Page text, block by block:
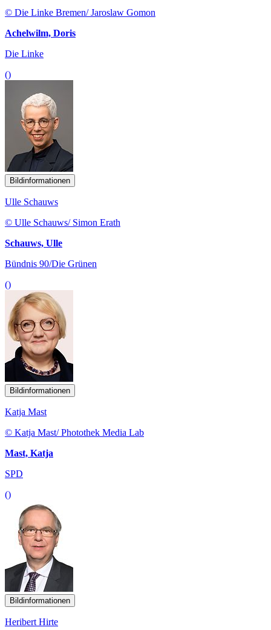
© Die Linke Bremen/ Jaroslaw Gomon
Achelwilm, Doris
Die Linke
()
Bildinformationen
Ulle Schauws
© Ulle Schauws/ Simon Erath
Schauws, Ulle
Bündnis 90/Die Grünen
()
Bildinformationen
Katja Mast
© Katja Mast/ Photothek Media Lab
Mast, Katja
SPD
()
Bildinformationen
Heribert Hirte